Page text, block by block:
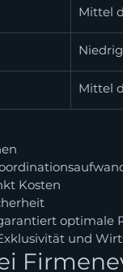
Mittel
Mittel
Kosten
optimale
und